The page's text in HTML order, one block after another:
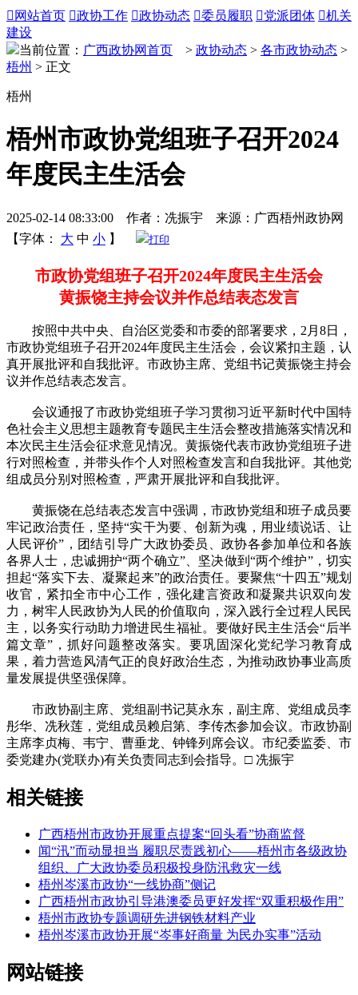
 网站首页 政协工作 政协动态 委员履职 党派团体 机关
建设
当前位置： 广西政协网首页 > 政协动态 > 各市政协动态 >
梧州 > 正文
梧州
梧州市政协党组班子召开2024
年度民主生活会
2025-02-14 08:33:00 作者：冼振宇 来源：广西梧州政协网
【字体：
大 中 小 】 打印
市政协党组班子召开2024年度民主生活会
黄振饶主持会议并作总结表态发言
按照中共中央、自治区党委和市委的部署要求，2月8日，
市政协党组班子召开2024年度民主生活会，会议紧扣主题，认
真开展批评和自我批评。市政协主席、党组书记黄振饶主持会
议并作总结表态发言。
会议通报了市政协党组班子学习贯彻习近平新时代中国特
色社会主义思想主题教育专题民主生活会整改措施落实情况和
本次民主生活会征求意见情况。黄振饶代表市政协党组班子进
行对照检查，并带头作个人对照检查发言和自我批评。其他党
组成员分别对照检查，严肃开展批评和自我批评。
黄振饶在总结表态发言中强调，市政协党组和班子成员要
牢记政治责任，坚持“实干为要、创新为魂，用业绩说话、让
人民评价”，团结引导广大政协委员、政协各参加单位和各族
各界人士，忠诚拥护“两个确立”、坚决做到“两个维护”，切实
担起“落实下去、凝聚起来”的政治责任。要聚焦“十四五”规划
收官，紧扣全市中心工作，强化建言资政和凝聚共识双向发
力，树牢人民政协为人民的价值取向，深入践行全过程人民民
主，以务实行动助力增进民生福祉。要做好民主生活会“后半
篇文章”，抓好问题整改落实。要巩固深化党纪学习教育成
果，着力营造风清气正的良好政治生态，为推动政协事业高质
量发展提供坚强保障。
市政协副主席、党组副书记莫永东，副主席、党组成员李
彤华、冼秋莲，党组成员赖启第、李传杰参加会议。市政协副
主席李贞梅、韦宁、曹垂龙、钟锋列席会议。市纪委监委、市
委党建办(党联办)有关负责同志到会指导。□ 冼振宇
相关链接
广西梧州市政协开展重点提案“回头看”协商监督
闻“汛”而动显担当 履职尽责践初心——梧州市各级政协
组织、广大政协委员积极投身防汛救灾一线
梧州岑溪市政协“一线协商”侧记
广西梧州市政协引导港澳委员更好发挥“双重积极作用”
梧州市政协专题调研先进钢铁材料产业
梧州岑溪市政协开展“岑事好商量 为民办实事”活动
网站链接